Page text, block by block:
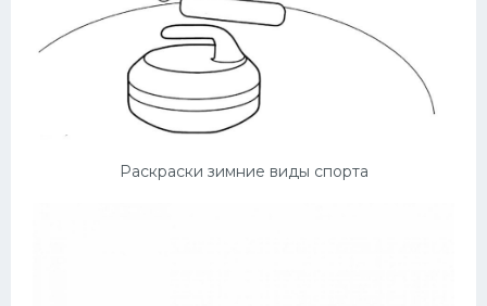
Раскраски зимние виды спорта